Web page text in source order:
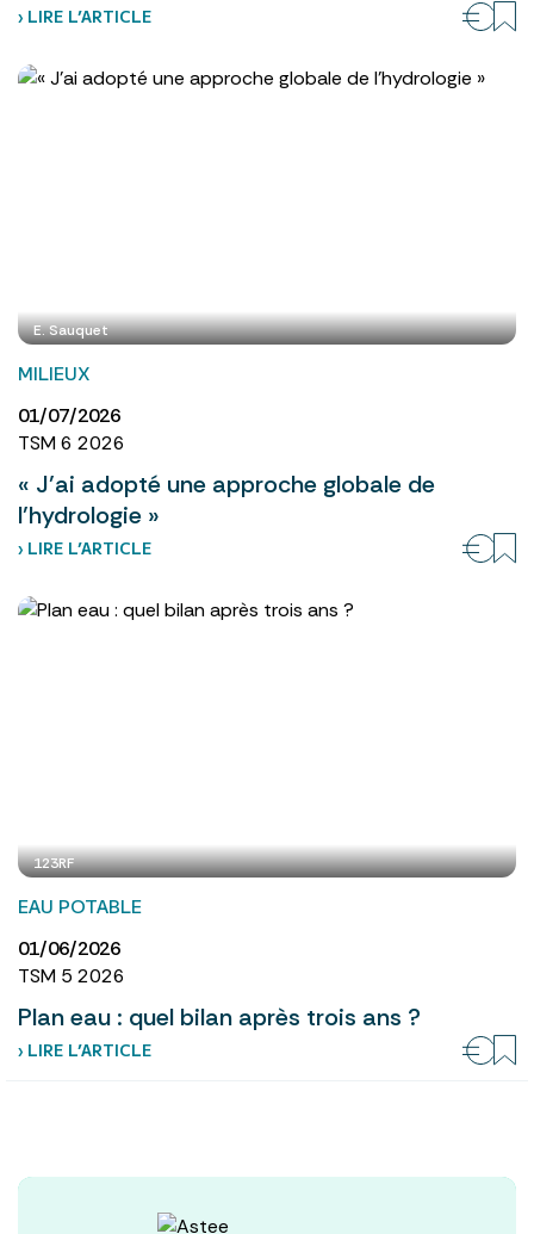
› LIRE L’ARTICLE
E. Sauquet
MILIEUX
01/07/2026
TSM 6 2026
« J’ai adopté une approche globale de
l’hydrologie »
› LIRE L’ARTICLE
123RF
EAU POTABLE
01/06/2026
TSM 5 2026
Plan eau : quel bilan après trois ans ?
› LIRE L’ARTICLE